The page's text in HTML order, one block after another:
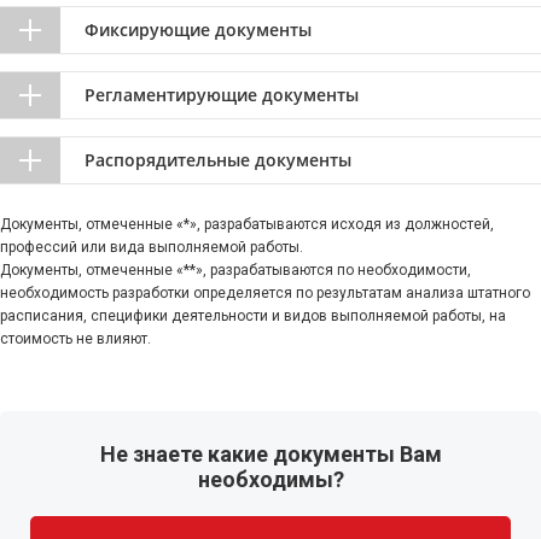
Фиксирующие документы
Регламентирующие документы
Распорядительные документы
Документы, отмеченные «*», разрабатываются исходя из должностей,
профессий или вида выполняемой работы.
Документы, отмеченные «**», разрабатываются по необходимости,
необходимость разработки определяется по результатам анализа штатного
расписания, специфики деятельности и видов выполняемой работы, на
стоимость не влияют.
Не знаете какие документы Вам
необходимы?